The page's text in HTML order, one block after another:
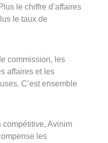
le chiffre d’affaires
le taux de
commission, les
affaires et les
C’est ensemble
compétitive, Avinim
les